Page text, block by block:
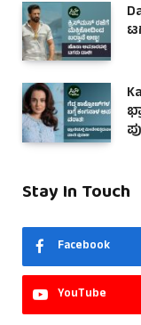
Stay In Touch
Facebook
YouTube